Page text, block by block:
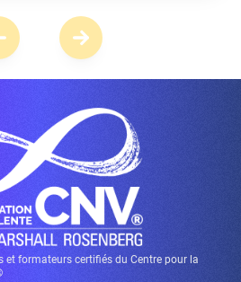
et formateurs certifiés du Centre pour la